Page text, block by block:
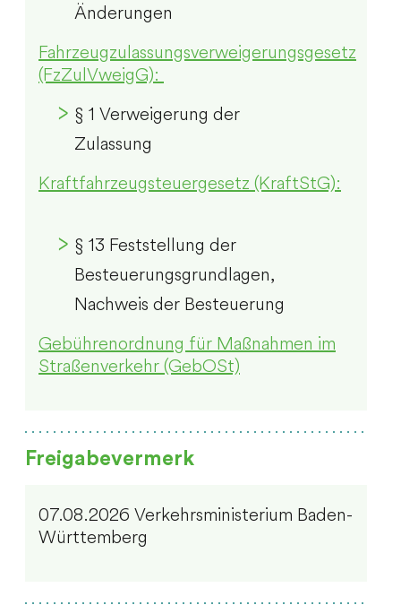
Änderungen
Fahrzeugzulassungsverweigerungsgesetz
(FzZulVweigG):
§ 1 Verweigerung der
Zulassung
Kraftfahrzeugsteuergesetz (KraftStG):
§ 13 Feststellung der
Besteuerungsgrundlagen,
Nachweis der Besteuerung
Gebührenordnung für Maßnahmen im
Straßenverkehr (GebOSt)
Freigabevermerk
07.08.2026 Verkehrsministerium Baden-
Württemberg